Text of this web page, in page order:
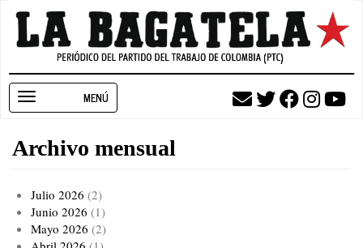
Pasar
contenido
navigation
Archivo mensual
Julio 2026 (2)
Junio 2026 (1)
Mayo 2026 (2)